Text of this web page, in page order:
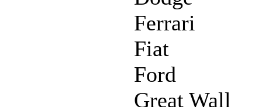
Ferrari
Fiat
Ford
Great Wall